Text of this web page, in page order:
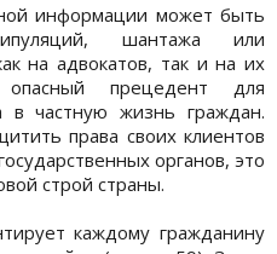
информации может быть
шантажа или
на адвокатов, так и на их
прецедент для
в частную жизнь граждан.
права своих клиентов
органов, это
строй страны.
каждому гражданину